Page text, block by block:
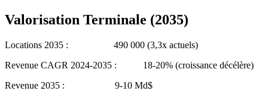
Valorisation Terminale (2035)
Locations 2035 : 490 000 (3,3x actuels)
Revenue CAGR 2024-2035 : 18-20% (croissance décélère)
Revenue 2035 : 9-10 Md$